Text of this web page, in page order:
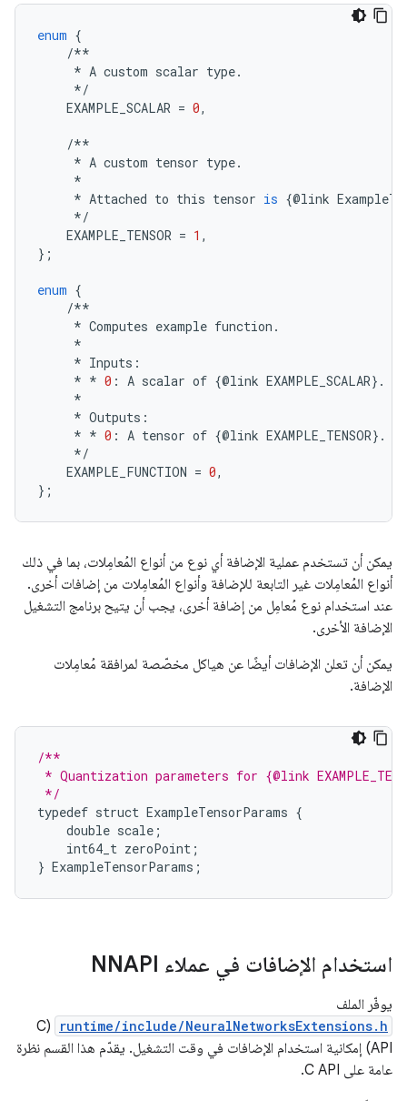
enum {
/**
* A custom scalar type.
*/
EXAMPLE_SCALAR = 0,
/**
* A custom tensor type.
*
* Attached to this tensor is {@link
*/
EXAMPLE_TENSOR = 1 ,
};
enum {
/**
* Computes example function .
*
* Inputs :
* * 0 : A scalar of {@link EXAMPLE_SCALAR} .
*
* Outputs :
* * 0 : A tensor of {@link EXAMPLE_TENSOR} .
*/
EXAMPLE_FUNCTION = 0,
};
يمكن أن تستخدم عملية الإضافة أي نوع من أنواع المُعامِلات، بما في ذلك
أنواع المُعامِلات غير التابعة للإضافة وأنواع المُعامِلات من إضافات أخرى.
عند استخدام نوع مُعامِل من إضافة أخرى، يجب أن يتيح برنامج التشغيل
الإضافة الأخرى.
يمكن أن تعلن الإضافات أيضًا عن هياكل مخصّصة لمرافقة مُعامِلات
الإضافة.
/**
* Quantization parameters for {@link
*/
typedef struct ExampleTensorParams {
double scale ;
int64_t zeroPoint ;
} ExampleTensorParams ;
استخدام الإضافات في عملاء NNAPI
يوفّر الملف
runtime/include/NeuralNetworksExtensions.h
(C
API) إمكانية استخدام الإضافات في وقت التشغيل. يقدّم هذا القسم نظرة
عامة على C API.